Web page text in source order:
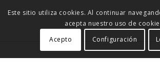
Este sitio utiliza cookies. Al continuar
acepta nuestro uso de
Acepto
Configuración